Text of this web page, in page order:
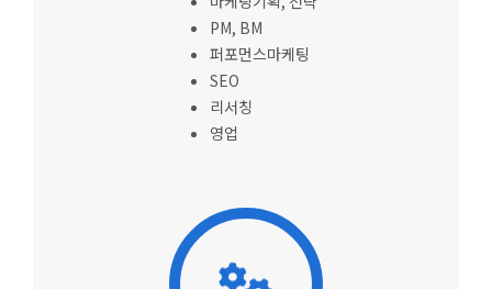
PM, BM
퍼포먼스마케팅
SEO
리서칭
영업